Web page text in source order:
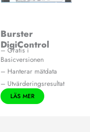
Burster
DigiControl
– Gratis i
Basicversionen
– Hanterar mätdata
– Utvärderingsresultat
LÄS MER